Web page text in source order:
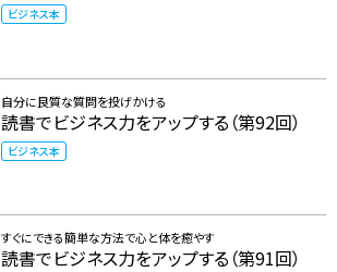
ビジネス本
自分に良質な質問を投げかける
読書でビジネス力をアップする（第92回）
ビジネス本
すぐにできる簡単な方法で心と体を癒やす
読書でビジネス力をアップする（第91回）